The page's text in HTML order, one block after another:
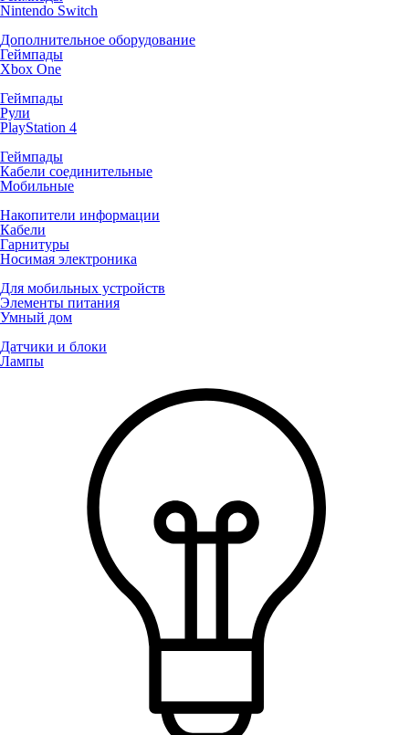
Nintendo Switch
Дополнительное оборудование
Геймпады
Xbox One
Геймпады
Рули
PlayStation 4
Геймпады
Кабели соединительные
Мобильные
Накопители информации
Кабели
Гарнитуры
Носимая электроника
Для мобильных устройств
Элементы питания
Умный дом
Датчики и блоки
Лампы